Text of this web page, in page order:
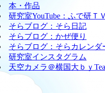
本・作品
研究室YouTube：ふで研Ｔ
そらブログ：そら日記
そらブログ：かぜ便り
そらブログ：そらカレンダ
研究室インスタグラム
天空カメラ＠横国大ｂｙ